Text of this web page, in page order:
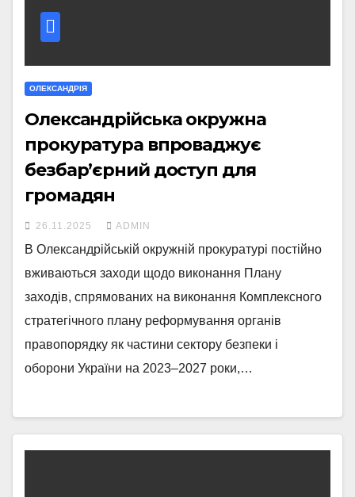
ОЛЕКСАНДРІЯ
Олександрійська окружна
прокуратура впроваджує
безбар’єрний доступ для
громадян
26.11.2025 ADMIN
В Олександрійській окружній прокуратурі постійно
вживаються заходи щодо виконання Плану
заходів, спрямованих на виконання Комплексного
стратегічного плану реформування органів
правопорядку як частини сектору безпеки і
оборони України на 2023–2027 роки,…